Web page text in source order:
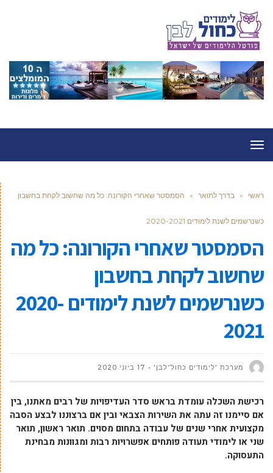
תפריט
ראשי » בדרך לתואר » הסמסטר שאחרי הקורונה: כל מה שחשוב לקחת בחשבון
כשנרשמים לשנת לימודים 2020-2021
הסמסטר שאחרי הקורונה: כל מה
שחשוב לקחת בחשבון
כשנרשמים לשנת לימודים 2020-
2021
מערכת 'לימודים כחול־לבן' 17 ביוני 2020
רכישת השכלה עומדת בראש סדר העדיפויות של רבים מאתנו, בין
אם סיימנו זה עתה את השירות הצבאי ובין אם ברצוננו לבצע הסבה
מקצועית אחרי שנים של עבודה בתחום מסוים. תואר ראשון, תואר
שני או לימודי תעודה פותחים אפשרויות רבות ומגוונות מבחינת
התעסוקה.